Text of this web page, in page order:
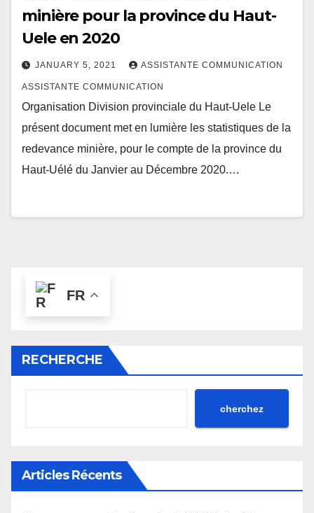
minière pour la province du Haut-
Uele en 2020
JANUARY 5, 2021 ASSISTANTE COMMUNICATION
ASSISTANTE COMMUNICATION
Organisation Division provinciale du Haut-Uele Le
présent document met en lumière les statistiques de la
redevance minière, pour le compte de la province du
Haut-Uélé du Janvier au Décembre 2020.…
FR
RECHERCHE
cherchez
Articles Récents